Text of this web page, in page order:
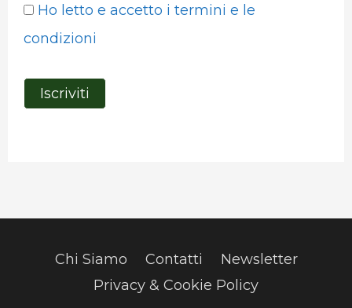
Ho letto e accetto i termini e le
condizioni
Chi Siamo Contatti
Newsletter
Privacy & Cookie Policy